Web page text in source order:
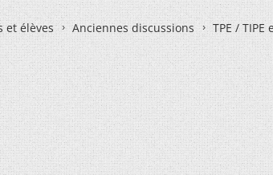
et élèves Anciennes discussions TPE /